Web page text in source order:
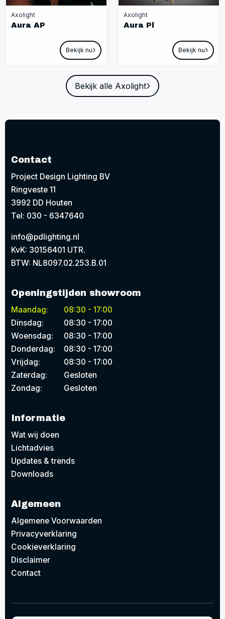
Axolight
Aura AP
Bekijk nu
Axolight
Aura Pl
Bekijk nu
Bekijk alle Axolight
Contact
Project Design Lighting BV
Ringveste 11
3992 DD Houten
Tel: 030 - 6347640
info@pdlighting.nl
KvK: 30156401 UTR.
BTW: NL8097.02.253.B.01
Openingstijden showroom
Maandag:
08:30 - 17:00
Dinsdag:
08:30 - 17:00
Woensdag:
08:30 - 17:00
Donderdag:
08:30 - 17:00
Vrijdag:
08:30 - 17:00
Zaterdag:
Gesloten
Zondag:
Gesloten
Informatie
Wat wij doen
Lichtadvies
Updates & trends
Downloads
Algemeen
Algemene Voorwaarden
Privacyverklaring
Cookieverklaring
Disclaimer
Contact